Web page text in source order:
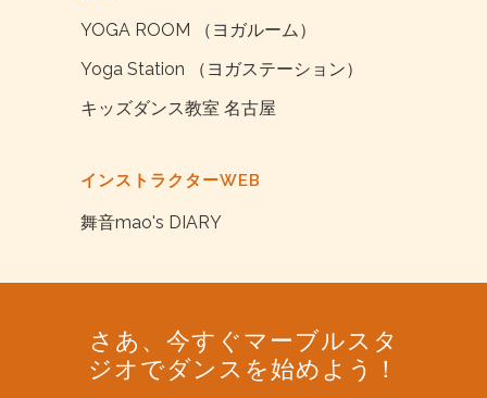
YOGA ROOM （ヨガルーム）
Yoga Station （ヨガステーション）
キッズダンス教室 名古屋
インストラクターWEB
舞音mao's DIARY
さあ、今すぐマーブルスタ
ジオでダンスを始めよう！